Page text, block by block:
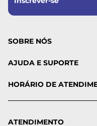
SOBRE NÓS
AJUDA E SUPORTE
HORÁRIO DE
ATENDIMENTO